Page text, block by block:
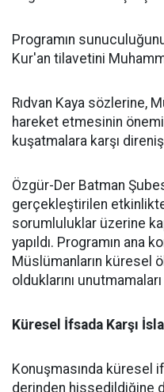
Programın
Kur'an tilavetini
Rıdvan Kaya sözlerine,
hareket etmesinin
kuşatmalara karşı
Özgür-Der Batman
gerçekleştirilen
sorumluluklar üzerine
yapıldı. Programın ana
Müslümanların küresel
olduklarını
Küresel İfsada Karşı
Konuşmasında küresel
derinden hissedildiğine